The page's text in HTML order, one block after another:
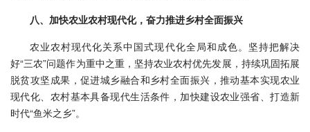
八、加快农业农村现代化，奋力推进乡村全面振兴
农业农村现代化关系中国式现代化全局和成色。坚持把解决
好“三农”问题作为重中之重，坚持农业农村优先发展，持续巩固拓展
脱贫攻坚成果，促进城乡融合和乡村全面振兴，推动基本实现农业
现代化、农村基本具备现代生活条件，加快建设农业强省、打造新
时代“鱼米之乡”。